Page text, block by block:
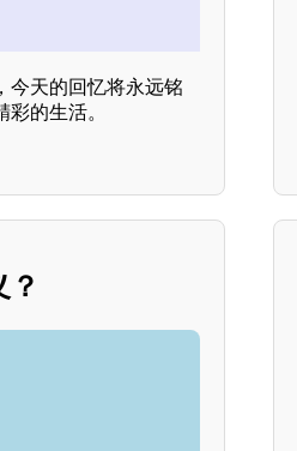
今天的回忆将永远铭
的生活。